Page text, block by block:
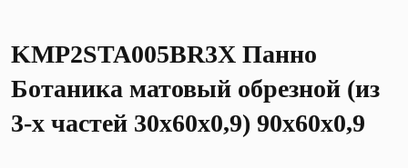
KMP2STA005BR3X Панно
Ботаника матовый обрезной (из
3-х частей 30x60x0,9) 90x60x0,9